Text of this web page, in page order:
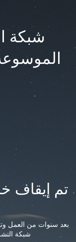
شبكة
تم إيقاف
بعد سنوات من العمل
شبكة